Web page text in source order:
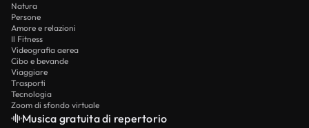
Natura
Persone
Amore e relazioni
Il Fitness
Videografia aerea
Cibo e bevande
Viaggiare
Trasporti
Tecnologia
Zoom di sfondo virtuale
Musica gratuita di repertorio